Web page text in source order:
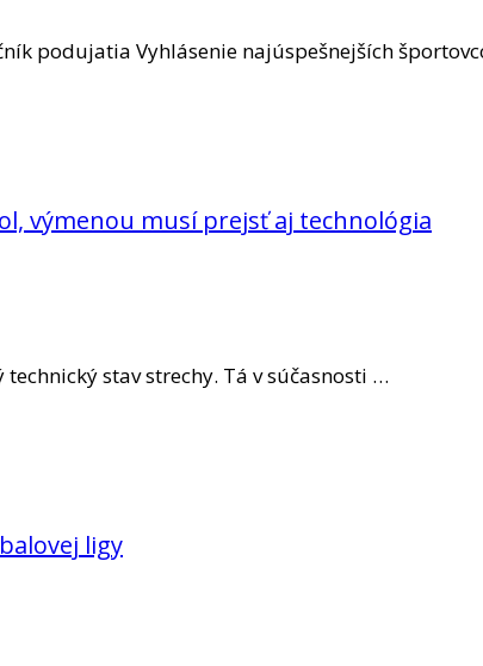
podujatia Vyhlásenie najúspešnejších
výmenou musí prejsť aj technológia
stav strechy. Tá v súčasnosti …
ligy